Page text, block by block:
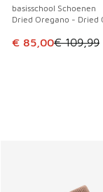
basisschool Schoenen
Dried Oregano - Dried
Dit artikel is in
€ 85,00€ 109,99